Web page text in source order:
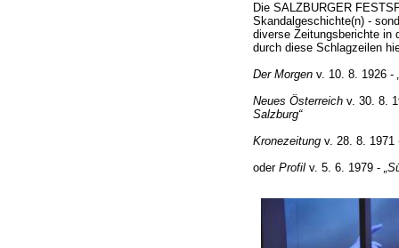
Die SALZBURGER
Skandalgeschichte(n) -
diverse Zeitungsberichte in
durch diese Schlagzeilen
Der Morgenv. 10. 8. 1926 -
Neues Österreichv. 30. 8.
Salzburg“
Kronezeitungv. 28. 8.
oder Profilv. 5. 6. 1979 -